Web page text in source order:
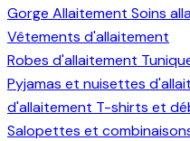
Gorge Allaitement Soins
Vêtements d'allaitement
Robes d'allaitement
Pyjamas et nuisettes
d'allaitement T-shirts et
Salopettes et